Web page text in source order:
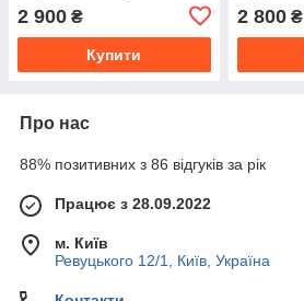
2 900 ₴
Купити
2 800₴
Про нас
88% позитивних з 86 відгуків за рік
Працює з 28.09.2022
м. Київ
Ревуцького 12/1, Київ, Україна